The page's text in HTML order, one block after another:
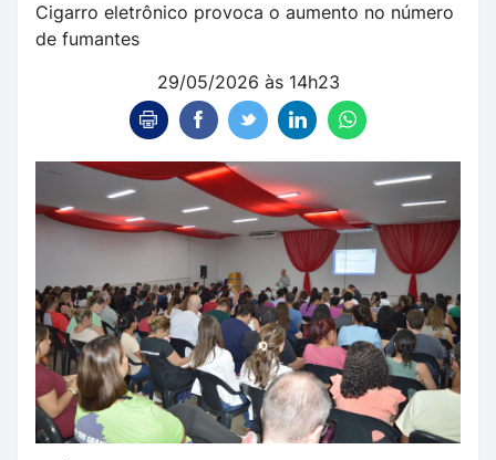
Cigarro eletrônico provoca o aumento no número
de fumantes
29/05/2026 às 14h23